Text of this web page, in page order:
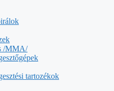
/MMA/
tartozékok